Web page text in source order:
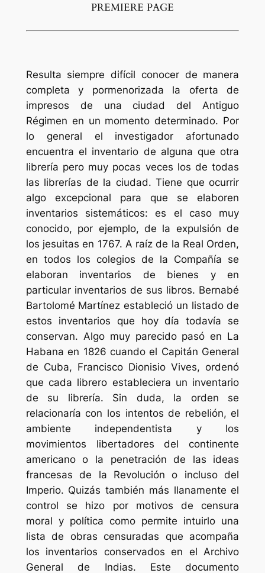
PREMIERE PAGE
Resulta siempre difícil conocer de manera
completa y pormenorizada la oferta de
impresos de una ciudad del Antiguo
Régimen en un momento determinado. Por
lo general el investigador afortunado
encuentra el inventario de alguna que otra
librería pero muy pocas veces los de todas
las librerías de la ciudad. Tiene que ocurrir
algo excepcional para que se elaboren
inventarios sistemáticos: es el caso muy
conocido, por ejemplo, de la expulsión de
los jesuitas en 1767. A raíz de la Real Orden,
en todos los colegios de la Compañía se
elaboran inventarios de bienes y en
particular inventarios de sus libros. Bernabé
Bartolomé Martínez estableció un listado de
estos inventarios que hoy día todavía se
conservan. Algo muy parecido pasó en La
Habana en 1826 cuando el Capitán General
de Cuba, Francisco Dionisio Vives, ordenó
que cada librero estableciera un inventario
de su librería. Sin duda, la orden se
relacionaría con los intentos de rebelión, el
ambiente independentista y los
movimientos libertadores del continente
americano o la penetración de las ideas
francesas de la Revolución o incluso del
Imperio. Quizás también más llanamente el
control se hizo por motivos de censura
moral y política como permite intuirlo una
lista de obras censuradas que acompaña
los inventarios conservados en el Archivo
General de Indias. Este documento